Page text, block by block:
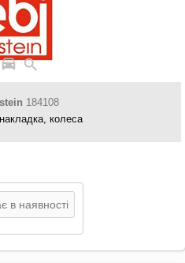
184108
колеса
в наявності